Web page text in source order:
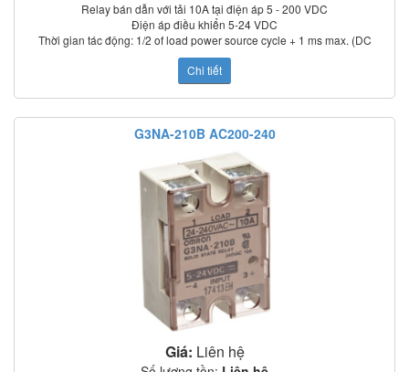
Relay bán dẫn với tải 10A tại điện áp 5 - 200 VDC
Điện áp điều khiển 5-24 VDC
Thời gian tác động: 1/2 of load power source cycle + 1 ms max. (DC
input); 3/2 of load power source cycle + 1 ms max. (AC input)
Dòng rò: 5 mA max. (at 100 VAC); 0 mA max. (at 200 VAC)
Điện trở cách điện: 100 MΩ min. (at 500 VDC)
Nhiệt độ làm việc: –30°C to 80°C
Chỉ thị trạng thái: LED
Có nắp che bảo vệ
Chi tiết
G3NA-210B AC200-240
Giá: Liên hệ